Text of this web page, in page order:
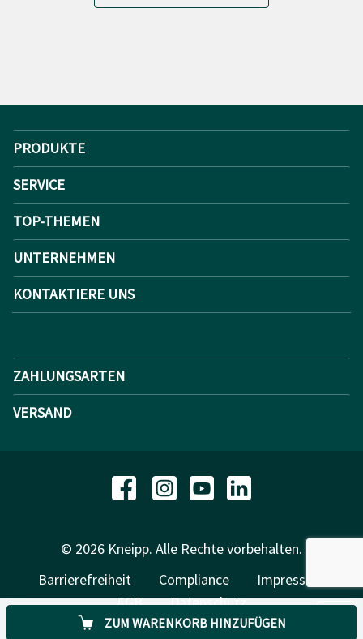
ZUM WARENKORB HINZUFÜGEN
PRODUKTE
SERVICE
TOP-THEMEN
UNTERNEHMEN
KONTAKTIERE UNS
ZAHLUNGSARTEN
VERSAND
© 2026 Kneipp. Alle Rechte vorbehalten.
Barrierefreiheit
Compliance
Impressum
AGB
Datenschutz